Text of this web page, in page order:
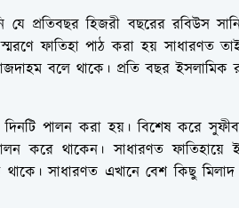
যে প্রতিবছর হিজরী বছরের রবিউস
স্মরণে ফাতিহা পাঠ করা হয়
বলে থাকে। প্রতি বছর ইসলামিক
দিনটি পালন করা হয়। বিশেষ করে
করে থাকেন। সাধারণত
সাধারণত এখানে বেশ কিছু